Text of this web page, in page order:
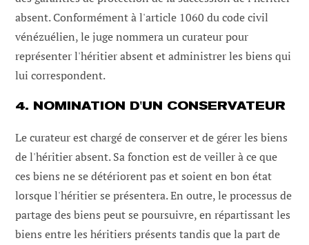
absent. Conformément à l'article 1060 du code civil
vénézuélien, le juge nommera un curateur pour
représenter l'héritier absent et administrer les biens qui
lui correspondent.
4. NOMINATION D'UN CONSERVATEUR
Le curateur est chargé de conserver et de gérer les biens
de l'héritier absent. Sa fonction est de veiller à ce que
ces biens ne se détériorent pas et soient en bon état
lorsque l'héritier se présentera. En outre, le processus de
partage des biens peut se poursuivre, en répartissant les
biens entre les héritiers présents tandis que la part de